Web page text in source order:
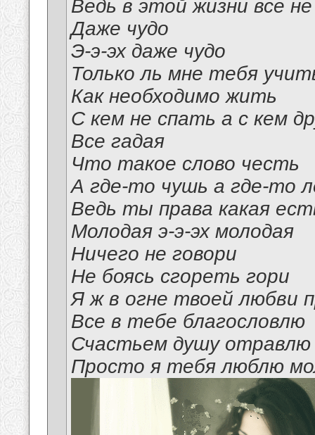
Ведь в этой жизни все
Даже чудо
Э-э-эх даже чудо
Только ль мне тебя
Как необходимо жить
С кем не спать а с кем
Все гадая
Что такое слово честь
А где-то чушь а где-то
Ведь ты права какая
Молодая э-э-эх молодая
Ничего не говори
Не боясь сгореть гори
Я ж в огне твоей любви
Все в тебе благословлю
Счастьем душу отравлю
Просто я тебя люблю